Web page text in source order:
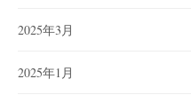
2025年3月
2025年1月